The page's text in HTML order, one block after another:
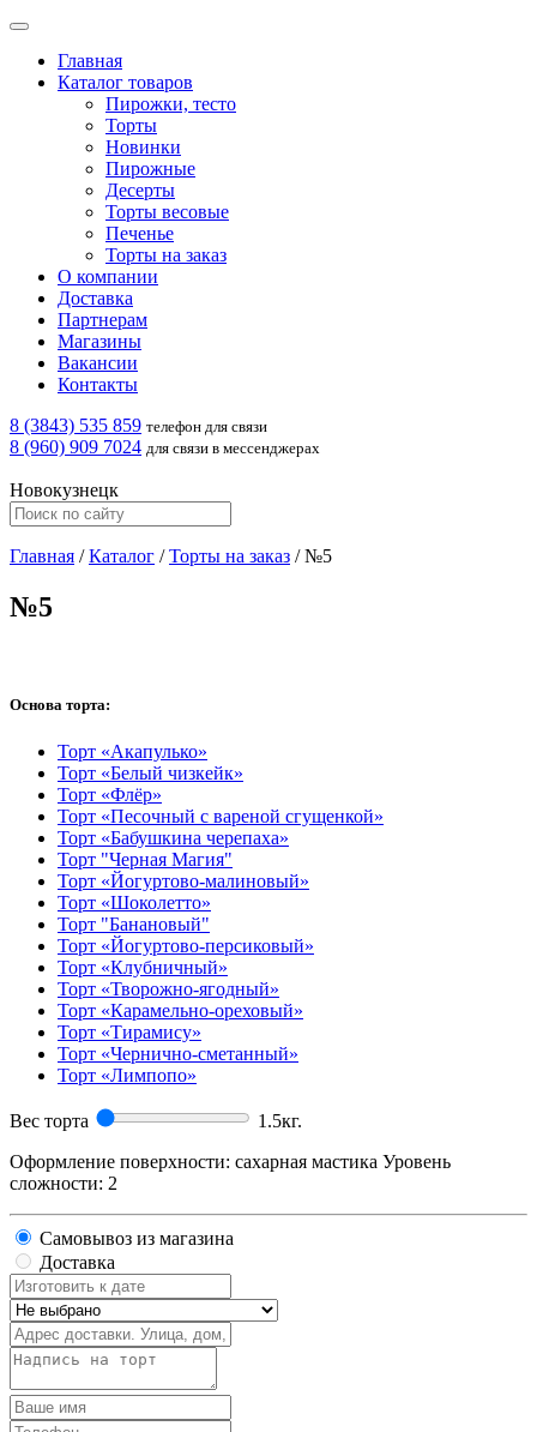
Главная
Каталог товаров
Пирожки, тесто
Торты
Новинки
Пирожные
Десерты
Торты весовые
Печенье
Торты на заказ
О компании
Доставка
Партнерам
Магазины
Вакансии
Контакты
8 (3843) 535 859 телефон для связи
8 (960) 909 7024 для связи в мессенджерах
Новокузнецк
Главная /Каталог /Торты на заказ /№5
№5
Основа торта:
Торт «Акапулько»
Торт «Белый чизкейк»
Торт «Флёр»
Торт «Песочный с вареной сгущенкой»
Торт «Бабушкина черепаха»
Торт "Черная Магия"
Торт «Йогуртово-малиновый»
Торт «Шоколетто»
Торт "Банановый"
Торт «Йогуртово-персиковый»
Торт «Клубничный»
Торт «Творожно-ягодный»
Торт «Карамельно-ореховый»
Торт «Тирамису»
Торт «Чернично-сметанный»
Торт «Лимпопо»
Вес торта 1.5кг.
Оформление поверхности: сахарная мастика Уровень
сложности: 2
Самовывоз из магазина
Доставка